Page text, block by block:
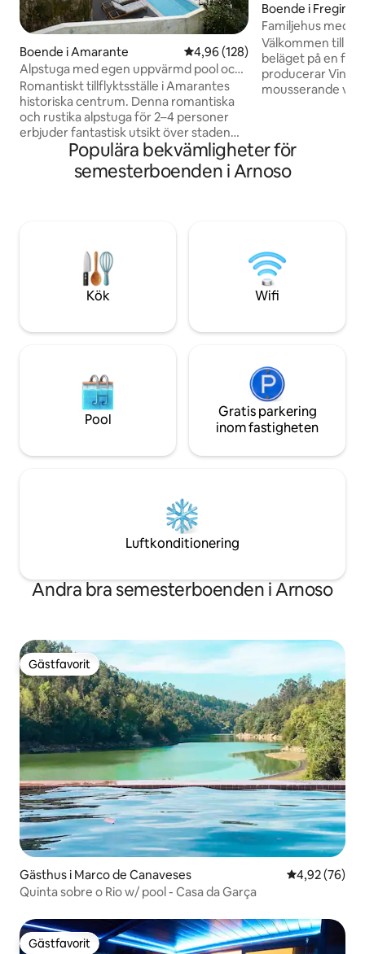
Boende i Amarante 4,96 av 5 i genomsnittligt
4,96 (128)
Alpstuga med egen uppvärmd pool och
utsikt över floden
Romantiskt tillflyktsställe i Amarantes
historiska centrum. Denna romantiska
och rustika alpstuga för 2–4 personer
erbjuder fantastisk utsikt över staden
och floden, en egen pool som är
uppvärmd till 30 grader året runt, ett
badkar och en mysig atmosfär med
Upplev poesin i Amarante bara några
steg från de viktigaste attraktionerna.
Boende i Fregim
Familjehus med
vingårdarna
Välkommen till
beläget på en
producerar Vinho
mousserande vin.
egna badrum,
modern design
fantastisk miljö
Populära bekvämligheter för
semesterboenden i Arnoso
Kök Wifi
Pool
Gratis parkering
inom fastigheten
Luftkonditionering
Andra bra semesterboenden i Arnoso
Gästfavorit
Gästfavorit
Gästhus i Marco de Canaveses 4,92 av 5 i
4,92 (76)
Quinta sobre o Rio w/ pool - Casa da Garça
Gästfavorit
Gästfavorit